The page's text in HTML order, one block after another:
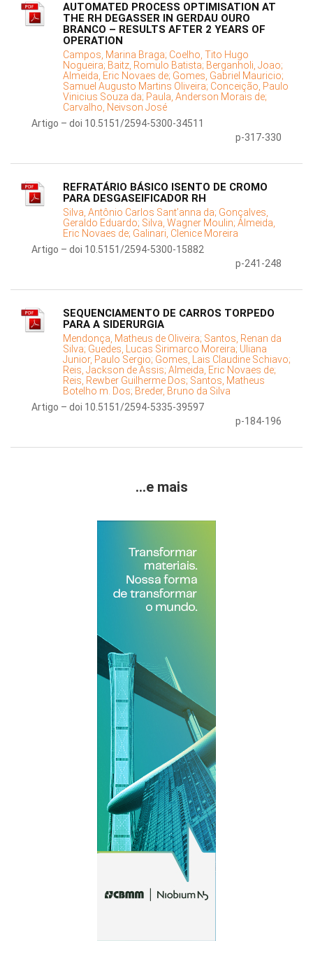
AUTOMATED PROCESS OPTIMISATION AT
THE RH DEGASSER IN GERDAU OURO
BRANCO – RESULTS AFTER 2 YEARS OF
OPERATION
Campos, Marina Braga; Coelho, Tito Hugo
Nogueira; Baitz, Romulo Batista; Berganholi, Joao;
Almeida, Eric Novaes de; Gomes, Gabriel Mauricio;
Samuel Augusto Martins Oliveira; Conceição, Paulo
Vinicius Souza da; Paula, Anderson Morais de;
Carvalho, Neivson José
Artigo – doi 10.5151/2594-5300-34511
p-317-330
REFRATÁRIO BÁSICO ISENTO DE CROMO
PARA DESGASEIFICADOR RH
Silva, Antônio Carlos Sant’anna da; Gonçalves,
Geraldo Eduardo; Silva, Wagner Moulin; Almeida,
Eric Novaes de; Galinari, Clenice Moreira
Artigo – doi 10.5151/2594-5300-15882
p-241-248
SEQUENCIAMENTO DE CARROS TORPEDO
PARA A SIDERURGIA
Mendonça, Matheus de Oliveira; Santos, Renan da
Silva; Guedes, Lucas Sirimarco Moreira; Uliana
Junior, Paulo Sergio; Gomes, Lais Claudine Schiavo;
Reis, Jackson de Assis; Almeida, Eric Novaes de;
Reis, Rewber Guilherme Dos; Santos, Matheus
Botelho m. Dos; Breder, Bruno da Silva
Artigo – doi 10.5151/2594-5335-39597
p-184-196
...e mais